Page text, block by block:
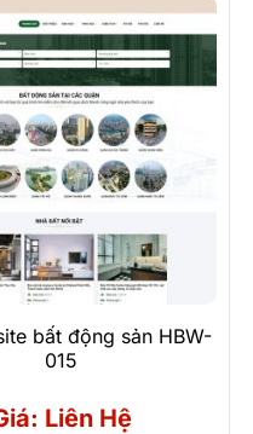
Chi Tiết
bất động sản HBW-
015
Liên Hệ